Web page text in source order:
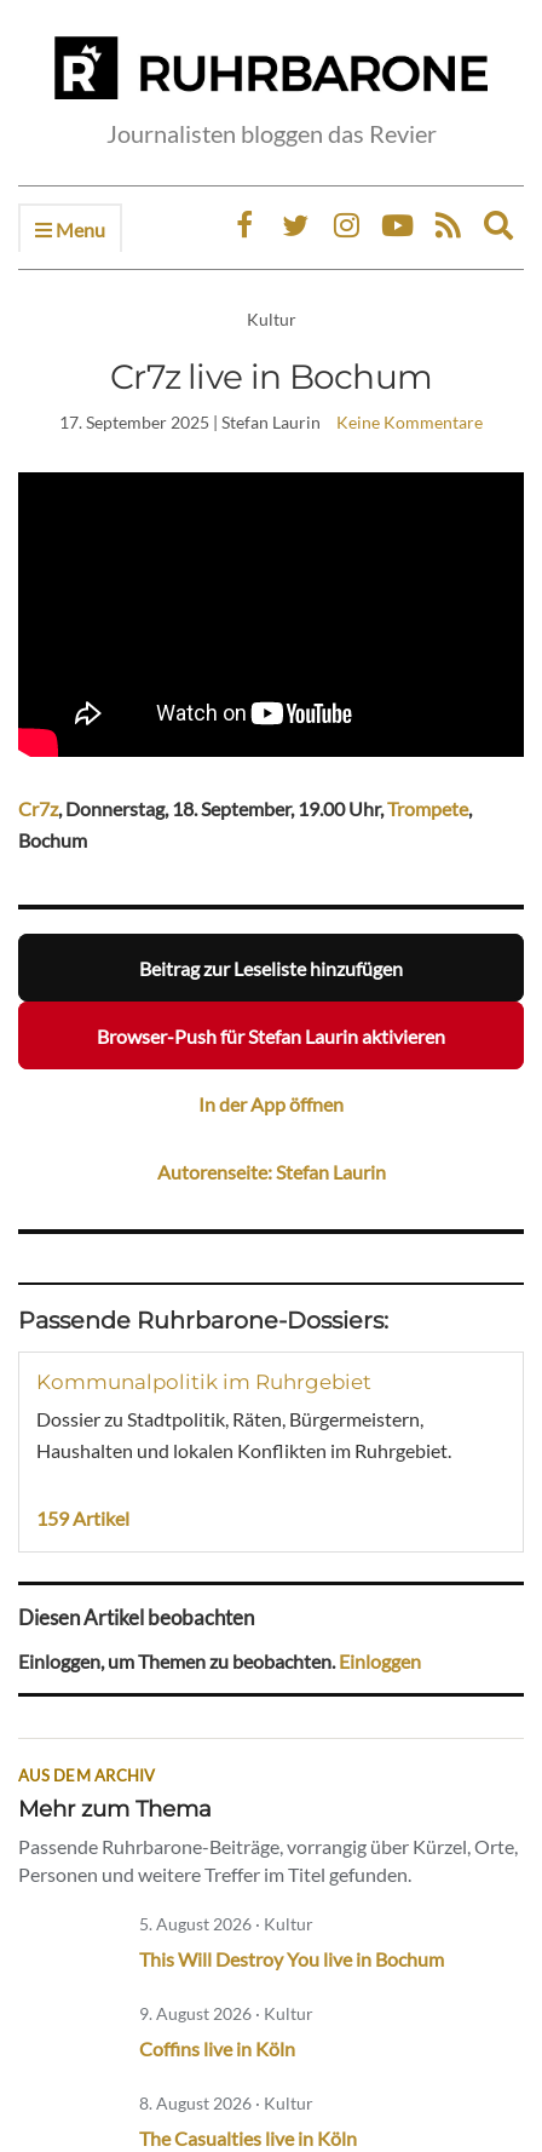
Journalisten bloggen das Revier
Menu
Kultur
Cr7z live in Bochum
17. September 2025 | Stefan Laurin Keine Kommentare
Cr7z, Donnerstag, 18. September, 19.00 Uhr,Trompete,
Bochum
Beitrag zur Leseliste hinzufügen
Browser-Push für Stefan Laurin aktivieren
In der App öffnen
Autorenseite: Stefan Laurin
Passende Ruhrbarone-Dossiers:
Kommunalpolitik im Ruhrgebiet
Dossier zu Stadtpolitik, Räten, Bürgermeistern,
Haushalten und lokalen Konflikten im Ruhrgebiet.
159 Artikel
Diesen Artikel beobachten
Einloggen, um Themen zu beobachten. Einloggen
AUS DEM ARCHIV
Mehr zum Thema
Passende Ruhrbarone-Beiträge, vorrangig über Kürzel, Orte,
Personen und weitere Treffer im Titel gefunden.
5. August 2026 · Kultur
This Will Destroy You live in Bochum
9. August 2026 · Kultur
Coffins live in Köln
8. August 2026 · Kultur
The Casualties live in Köln